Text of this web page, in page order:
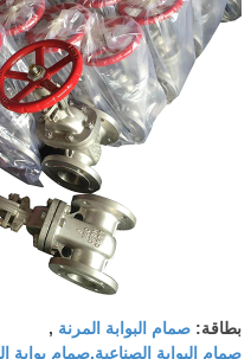
بطاقة: صمام البوابة المرنة ,
صمام البوابة الصناعية,صمام